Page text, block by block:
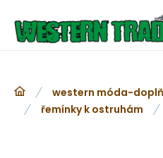
western móda-
řemínky k ostruhám